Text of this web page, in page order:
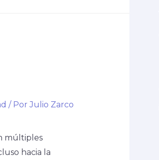
/ PorJulio Zarco
múltiples
hacia la